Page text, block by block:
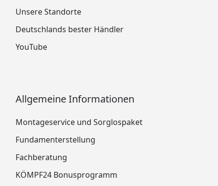
Unsere Standorte
Deutschlands bester Händler
YouTube
Allgemeine Informationen
Montageservice und Sorglospaket
Fundamenterstellung
Fachberatung
KÖMPF24 Bonusprogramm